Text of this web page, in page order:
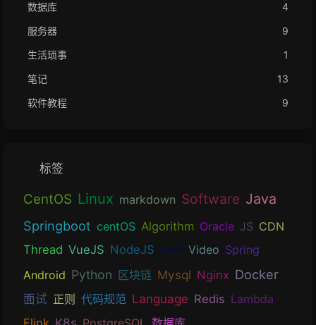
数据库
4
服务器
9
生活琐事
1
笔记
13
软件教程
9
标签
CentOS Linux markdown Software Java
Springboot centOS Algorithm Oracle JS CDN
Thread VueJS NodeJS Jvm Video Spring
Android Python 区块链 Mysql Nginx Docker
面试 正则 代码规范 Language Redis Lambda